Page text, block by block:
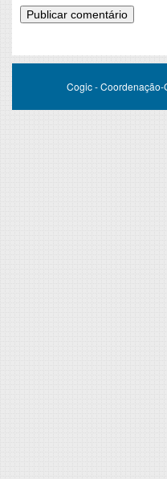
Cogic - Coordenação-